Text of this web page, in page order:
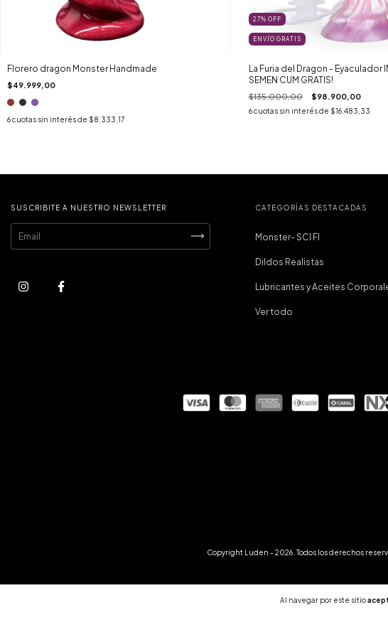
Al navegar por este sitio
Florero dragon Monster Handmade
$49.999,00
6cuotas sin interés de $8.333,17
27% OFF
ENVÍO GRATIS
La Furia del Dragon - Eyaculador
SEMEN CUM GRATIS!
$135.000,00 $98.900,00
6cuotas sin interés de $16.483,33
SUSCRIBITE A NUESTRO NEWSLETTER CATEGORÍAS DESTACADAS
Monster- SCI FI
Dildos Realistas
Lubricantes y Aceites
Ver todo
Copyright Luden - 2026. Todos los derechos